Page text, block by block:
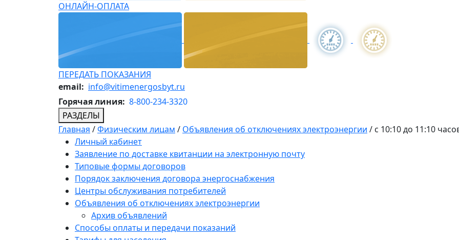
ОНЛАЙН-ОПЛАТА
ПЕРЕДАТЬ ПОКАЗАНИЯ
email: info@vitimenergosbyt.ru
Горячая линия: 8-800-234-3320
РАЗДЕЛЫ
Главная /Физическим лицам / Объявления об отключениях электроэнергии / с 10:10 до 11:10
Личный кабинет
Заявление по доставке квитанции на электронную почту
Типовые формы договоров
Порядок заключения договора энергоснабжения
Центры обслуживания потребителей
Объявления об отключениях электроэнергии
Архив объявлений
Способы оплаты и передачи показаний